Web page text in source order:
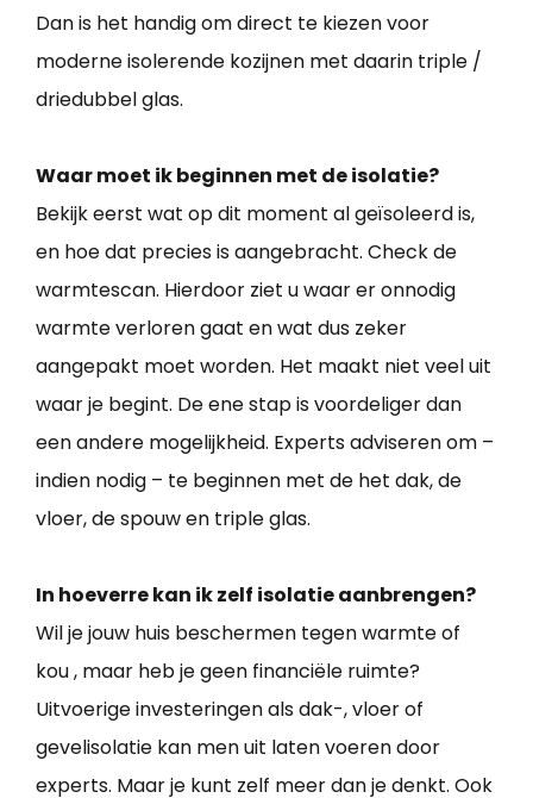
Dan is het handig om direct te kiezen voor
moderne isolerende kozijnen met daarin triple /
driedubbel glas.
Waar moet ik beginnen met de isolatie?
Bekijk eerst wat op dit moment al geïsoleerd is,
en hoe dat precies is aangebracht. Check de
warmtescan. Hierdoor ziet u waar er onnodig
warmte verloren gaat en wat dus zeker
aangepakt moet worden. Het maakt niet veel uit
waar je begint. De ene stap is voordeliger dan
een andere mogelijkheid. Experts adviseren om –
indien nodig – te beginnen met de het dak, de
vloer, de spouw en triple glas.
In hoeverre kan ik zelf isolatie aanbrengen?
Wil je jouw huis beschermen tegen warmte of
kou , maar heb je geen financiële ruimte?
Uitvoerige investeringen als dak-, vloer of
gevelisolatie kan men uit laten voeren door
experts. Maar je kunt zelf meer dan je denkt. Ook